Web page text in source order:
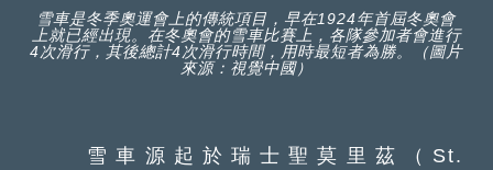
雪車是冬季奧運會上的傳統項目，早在1924年首屆冬奧會
上就已經出現。在冬奧會的雪車比賽上，各隊參加者會進行
4次滑行，其後總計4次滑行時間，用時最短者為勝。（圖片
來源：視覺中國）
雪車源起於瑞士聖莫里茲（St.